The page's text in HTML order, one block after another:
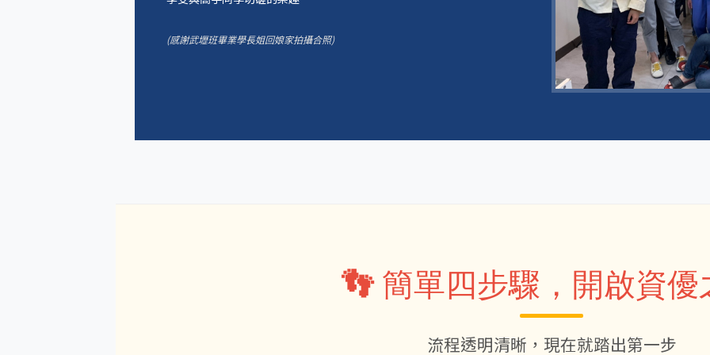
(感謝武壢班畢業學長姐回娘家拍攝合照)
👣 簡單四步驟，開啟資優
流程透明清晰，現在就踏出第一步